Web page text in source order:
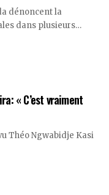
dénoncent la
dans plusieurs…
« C’est vraiment
Théo Ngwabidje Kasi